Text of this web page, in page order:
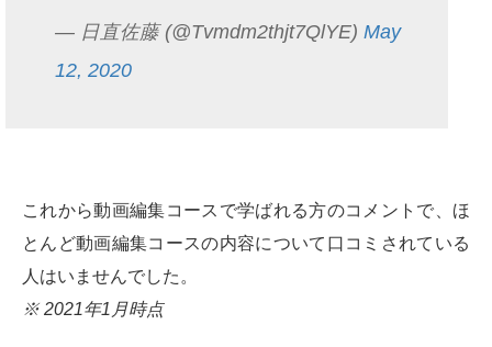
— 日直佐藤 (@Tvmdm2thjt7QlYE) May
12, 2020
これから動画編集コースで学ばれる方のコメントで、ほ
とんど動画編集コースの内容について口コミされている
人はいませんでした。
※ 2021年1月時点